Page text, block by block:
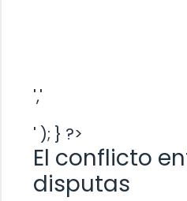
','
' ); } ?>
El conflicto
disputas